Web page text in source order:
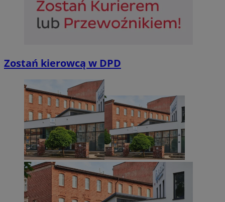
Zostań kierowcą w DPD